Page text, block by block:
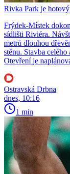
Rivka Park je
Frýdek-Místek
sídlišti Riviéra.
metrů dlouhou
stěnu. Stavba
Otevření je
Ostravská Drbna
dnes, 10:16
1 min